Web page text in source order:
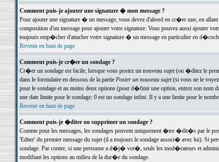
Comment puis-je ajouter une signature � mon message ?
Pour ajouter une signature � un message, vous devez d'abord en cr�er une, en
composition d'un message pour ajouter votre signature. Vous pouvez aussi ajouter
toujours emp�cher d'attacher votre signature � un message en particulier en
Revenir en haut de page
Comment puis-je cr�er un sondage ?
Cr�er un sondage est facile; lorsque vous postez un nouveau sujet (ou �ditez le
dans le formulaire en dessous de la partie Poster un nouveau sujet(si vous ne le voyez
pour le sondage et au moins deux options (pour d�finir une option, entrez son nom
une date limite pour le sondage; 0 est un sondage infini. Il y a une limite pour le
Revenir en haut de page
Comment puis-je �diter ou supprimer un sondage ?
Comme pour les messages, les sondages peuvent uniquement �tre �dit�s par le
'Editer' du premier message du sujet (il a toujours le sondage associ� avec lui). Si
sondage. Par contre, si une personne a d�j� vot�, seuls les mod�rateurs et
modifiant les options au milieu de la dur�e du sondage.